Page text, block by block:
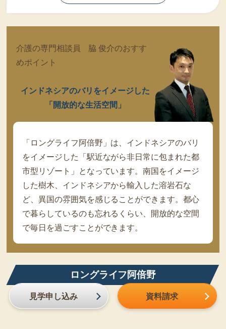
介護の専門相談員 脇 俊介のおすす
めポイント
インドネシアのバリをイメージした
「開放的な生活空間」
「ロングライフ阿倍野」は、インドネシアのバリ
をイメージした「駅近ながら非日常に包まれた都
市型リゾート」となっています。南国をイメージ
した樹木、インドネシアから輸入した溶岩石な
ど、異国の雰囲気を感じることができます。都心
で暮らしているのも忘れるくらい、開放的な空間
で毎日を過ごすことができます。
ロングライフ阿倍野
見学申し込み 資料請求